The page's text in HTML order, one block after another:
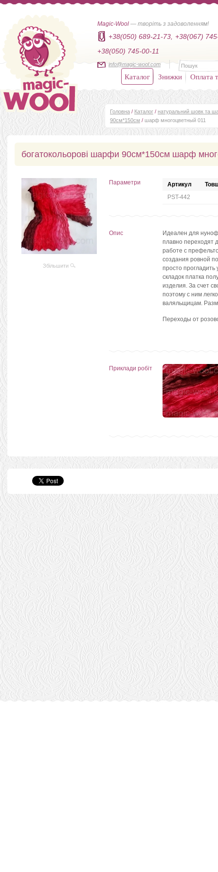
Magic-Wool — творіть з задоволенням!
+38(050) 689-21-73,
+38(067)
+38(050) 745-00-11
info@magic-wool.com
Каталог Знижки Оплата
Головна / Каталог / натуральний шовк та
90см*150см / шарф многоцветный 011
богатокольорові шарфи 90см*150см шарф
Збільшити
Параметри Артикул
PST-442
Опис
Идеален для
плавно переходят
работе с
создания ровной
просто
складок платка
изделия. За счет
поэтому с ним
валяльщицам.
Переходы от
Приклади робіт